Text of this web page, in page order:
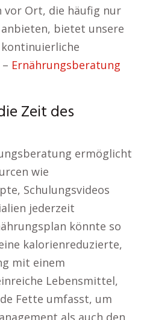
vor Ort, die häufig nur
bietet unsere
Ernährungsberatung
Zeit des
ermöglicht
wie
Schulungsvideos
jederzeit
könnte so
kalorienreduzierte,
mit einem
Lebensmittel,
Fette umfasst, um
als auch den